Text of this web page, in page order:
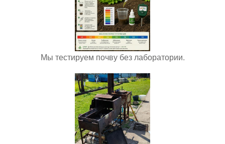
Мы тестируем почву без лаборатории.